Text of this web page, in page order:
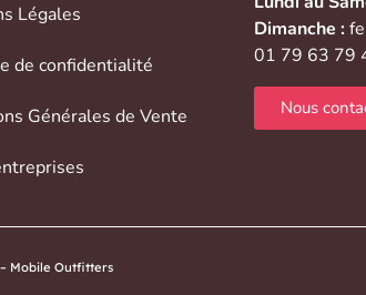
Légales
de confidentialité
Générales de Vente
Dimanche :
01 79 63 79
Nous
– Mobile Outfitters